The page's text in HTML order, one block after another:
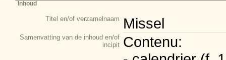
Inhoud
Titel en/of verzamelnaam Missel
Samenvatting van de inhoud en/of
incipit Contenu: